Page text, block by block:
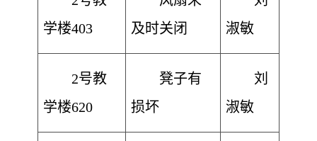
学楼403
及时关闭
淑敏
2号教
学楼620
凳子有
损坏
刘
淑敏